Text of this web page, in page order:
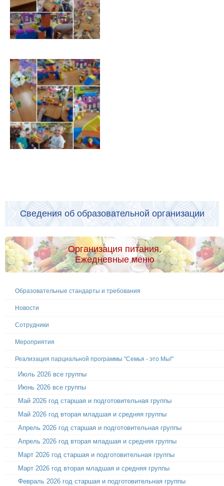
Сведения об образовательной организации
Организация питания.
Ежедневные меню
Образовательные стандарты и требования
Новости
Сотрудники
Мероприятия
Реализация парциальной программы "Семья - это Мы!"
Июль 2026 все группы
Июнь 2026 все группы
Май 2026 год старшая и подготовительная группы
Май 2026 год вторая младшая и средняя группы
Апрель 2026 год старшая и подготовительная группы
Апрель 2026 год вторая младшая и средняя группы
Март 2026 год старшая и подготовительная группы
Март 2026 год вторая младшая и средняя группы
Февраль 2026 год старшая и подготовительная группы